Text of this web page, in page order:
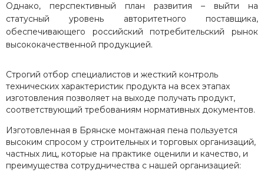
Однако, перспективный план развития – выйти на
статусный уровень авторитетного поставщика,
обеспечивающего российский потребительский рынок
высококачественной продукцией.
Строгий отбор специалистов и жесткий контроль
технических характеристик продукта на всех этапах
изготовления позволяет на выходе получать продукт,
соответствующий требованиям нормативных документов.
Изготовленная в Брянске монтажная пена пользуется
высоким спросом у строительных и торговых организаций,
частных лиц, которые на практике оценили и качество, и
преимущества сотрудничества с нашей организацией: